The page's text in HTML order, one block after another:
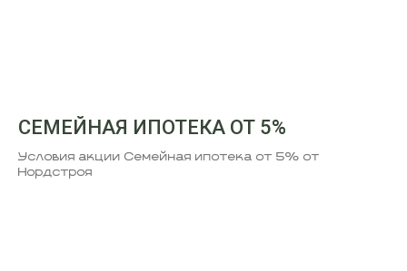
СЕМЕЙНАЯ ИПОТЕКА ОТ 5%
Условия акции Семейная ипотека от 5% от
Нордстроя